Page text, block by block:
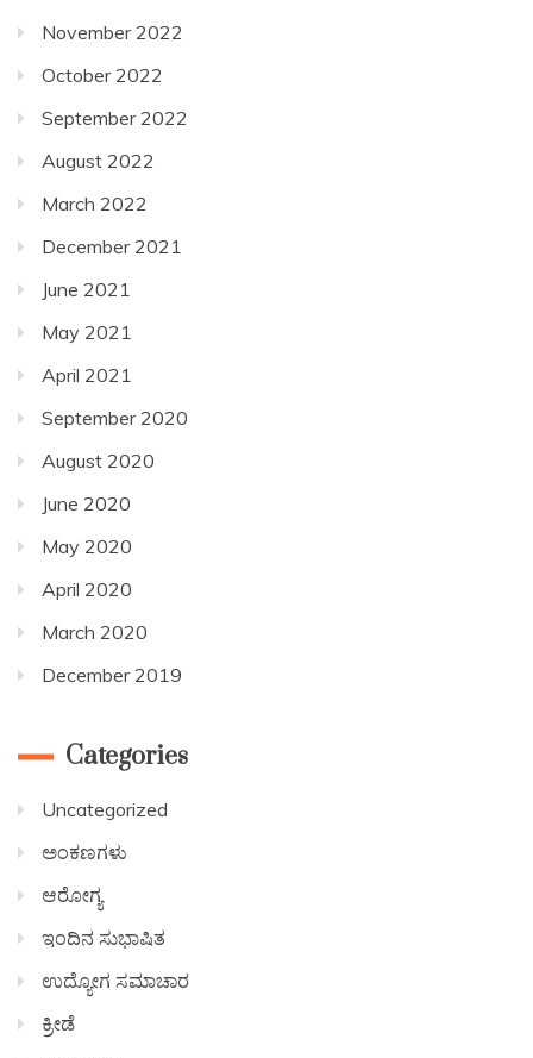
November 2022
October 2022
September 2022
August 2022
March 2022
December 2021
June 2021
May 2021
April 2021
September 2020
August 2020
June 2020
May 2020
April 2020
March 2020
December 2019
Categories
Uncategorized
ಅಂಕಣಗಳು
ಆರೋಗ್ಯ
ಇಂದಿನ ಸುಭಾಷಿತ
ಉದ್ಯೋಗ ಸಮಾಚಾರ
ಕ್ರೀಡೆ